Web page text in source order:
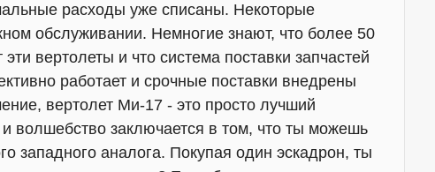
расходы уже списаны. Некоторые
обслуживании. Немногие знают, что более 50
вертолеты и что система поставки запчастей
работает и срочные поставки внедрены
вертолет Ми-17 - это просто лучший
волшебство заключается в том, что ты можешь
западного аналога. Покупая один эскадрон, ты